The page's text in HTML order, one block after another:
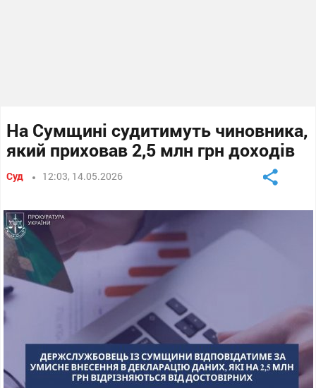
На Сумщині судитимуть чиновника,
який приховав 2,5 млн грн доходів
Суд 12:03, 14.05.2026